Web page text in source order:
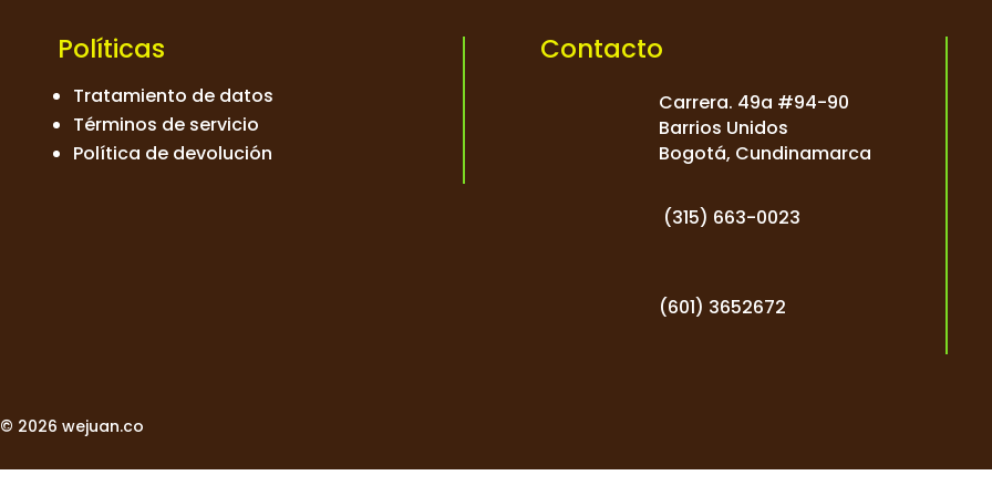
Políticas
Tratamiento de datos
Términos de servicio
Política de devolución
Contacto
Carrera. 49a #94-90
Barrios Unidos
Bogotá, Cundinamarca
(315) 663-0023
(601) 3652672
© 2026 wejuan.co